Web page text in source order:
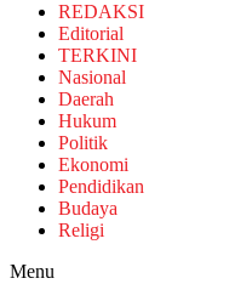
REDAKSI
Editorial
TERKINI
Nasional
Daerah
Hukum
Politik
Ekonomi
Pendidikan
Budaya
Religi
Menu